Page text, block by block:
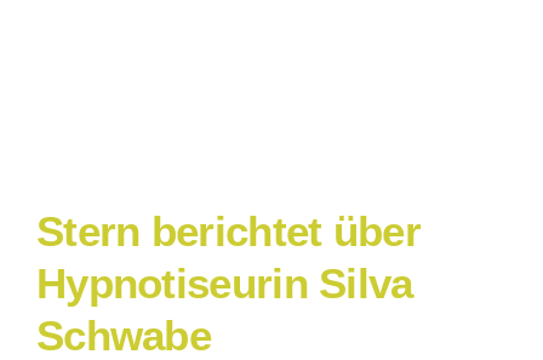
Stern berichtet über
Hypnotiseurin Silva
Schwabe